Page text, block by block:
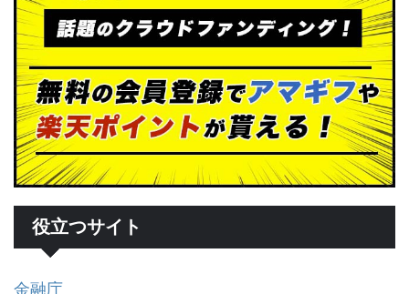
役立つサイト
金融庁